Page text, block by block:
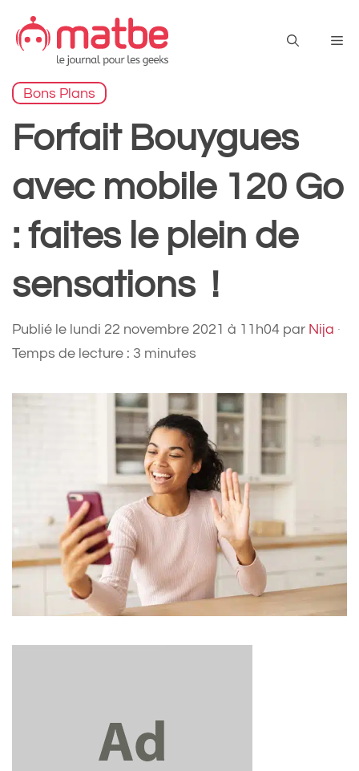
contenu
Bons Plans
Forfait Bouygues
avec mobile 120 Go
: faites le plein de
sensations !
Publié le lundi 22 novembre 2021 à 11h04 par Nija ·
Temps de lecture : 3 minutes